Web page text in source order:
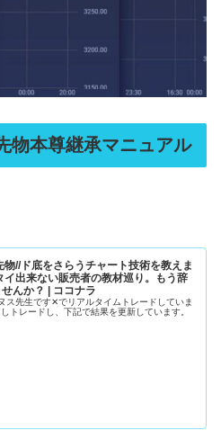
本尊継承マニュアル
物//ド底をさらうチャート技術を教えま
イ出来ない販売者の教材巡り。もう辞
んか？ | ココナラ
ス先生です✕でリアルタイムトレードしていま
トレードし、下記で結果を更新しています。